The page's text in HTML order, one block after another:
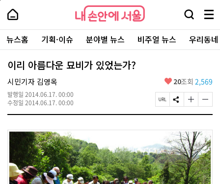
본
로
가
내
손
안
에
서
울
-
서
울
시
대
표
소
포
털
내
손
에
울
검
창
열
기
메
뉴
전
체
보
주
요
서
뉴스홈 기획·이슈 분야별 뉴스 비주얼 뉴스 우리동
이리 아름다운 묘비가 있었는가?
시민기자 김영옥
발행일 2014.06.17. 00:00
수정일 2014.06.17. 00:00
좋
요
20조회 2,569
페
이
U
L
복
사
S
N
공
유
하
기
글
자
기
크
게
변
경
하
기
글
자
기
작
게
변
경
하
기
페
상
단
로